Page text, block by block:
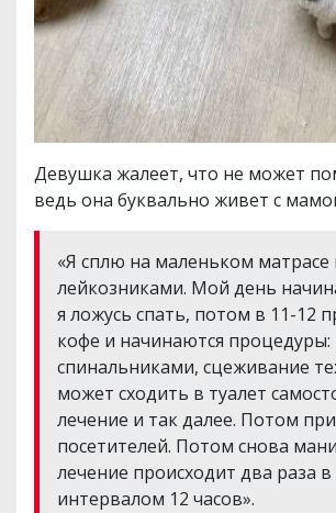
Девушка жалеет, что не может
ведь она буквально живет с
«Я сплю на маленьком матрасе
лейкозниками. Мой день
я ложусь спать, потом в 11-12
кофе и начинаются процедуры:
спинальниками, сцеживание
может сходить в туалет
лечение и так далее. Потом
посетителей. Потом снова
лечение происходит два раза в
интервалом 12 часов».